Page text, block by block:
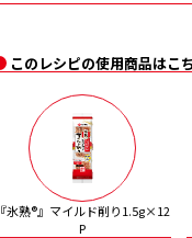
白だし
ジョブリターン制
このレシピの使用商品はこ
『氷熟®』マイルド削り1.5g×12
P